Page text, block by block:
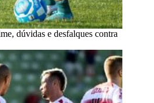
dúvidas e desfalques contra